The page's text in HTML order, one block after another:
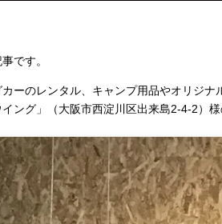
です。
ーのレンタル、キャンプ用品やオリジ
イング」（大阪市西淀川区出来島2-4-2）